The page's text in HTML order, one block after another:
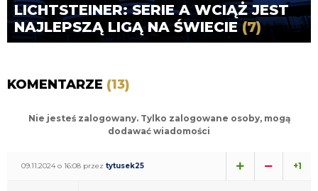
LICHTSTEINER: SERIE A WCIĄŻ JEST
NAJLEPSZĄ LIGĄ NA ŚWIECIE(7)
KOMENTARZE (13)
Nie jesteś zalogowany. Tylko zalogowane osoby, mogą
dodawać wiadomości
09.11.2024 o 16:08 przez tytusek25 +1